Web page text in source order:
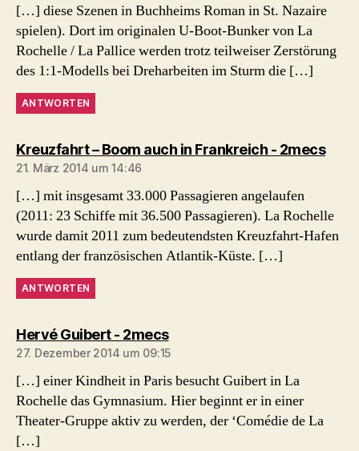
[…] diese Szenen in Buchheims Roman in St. Nazaire
spielen). Dort im originalen U-Boot-Bunker von La
Rochelle / La Pallice werden trotz teilweiser Zerstörung
des 1:1-Modells bei Dreharbeiten im Sturm die […]
ANTWORTEN
Kreuzfahrt – Boom auch in Frankreich - 2mecssagt:
21. März 2014 um 14:46
[…] mit insgesamt 33.000 Passagieren angelaufen
(2011: 23 Schiffe mit 36.500 Passagieren). La Rochelle
wurde damit 2011 zum bedeutendsten Kreuzfahrt-Hafen
entlang der französischen Atlantik-Küste. […]
ANTWORTEN
Hervé Guibert - 2mecssagt:
27. Dezember 2014 um 09:15
[…] einer Kindheit in Paris besucht Guibert in La
Rochelle das Gymnasium. Hier beginnt er in einer
Theater-Gruppe aktiv zu werden, der ‘Comédie de La
[…]